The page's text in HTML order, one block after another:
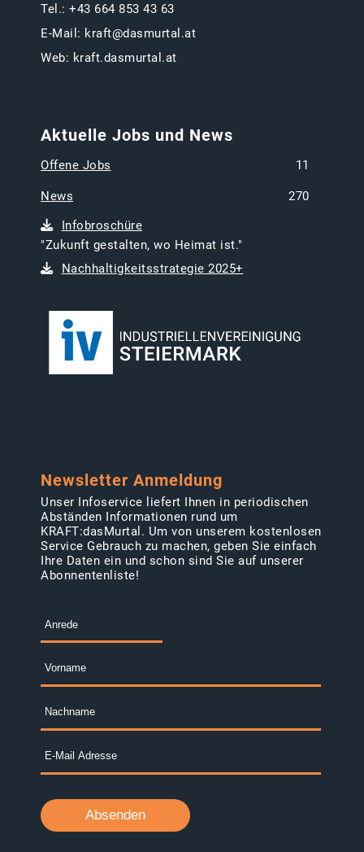
Tel.: +43 664 853 43 63
E-Mail: kraft@dasmurtal.at
Web: kraft.dasmurtal.at
Aktuelle Jobs und News
Offene Jobs 11
News
270
Infobroschüre
"Zukunft gestalten, wo Heimat ist."
Nachhaltigkeitsstrategie 2025+
Newsletter Anmeldung
Unser Infoservice liefert Ihnen in periodischen
Abständen Informationen rund um
KRAFT:dasMurtal. Um von unserem kostenlosen
Service Gebrauch zu machen, geben Sie einfach
Ihre Daten ein und schon sind Sie auf unserer
Abonnentenliste!